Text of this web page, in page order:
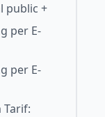
public +
per E-
per E-
Tarif: